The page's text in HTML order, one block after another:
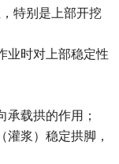
特别是上部开挖
业时对上部稳定性
承载拱的作用；
灌浆）稳定拱脚，